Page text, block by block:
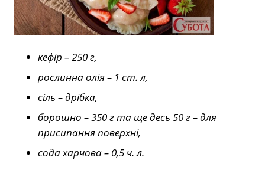
кефір – 250 г,
рослинна олія – 1 ст. л,
сіль – дрібка,
борошно – 350 г та ще десь 50 г – для
присипання поверхні,
сода харчова – 0,5 ч. л.